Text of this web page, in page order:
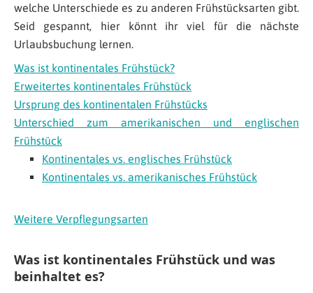
welche Unterschiede es zu anderen Frühstücksarten gibt.
Seid gespannt, hier könnt ihr viel für die nächste
Urlaubsbuchung lernen.
Was ist kontinentales Frühstück?
Erweitertes kontinentales Frühstück
Ursprung des kontinentalen Frühstücks
Unterschied zum amerikanischen und englischen
Frühstück
Kontinentales vs. englisches Frühstück
Kontinentales vs. amerikanisches Frühstück
Weitere Verpflegungsarten
Was ist kontinentales Frühstück und was
beinhaltet es?